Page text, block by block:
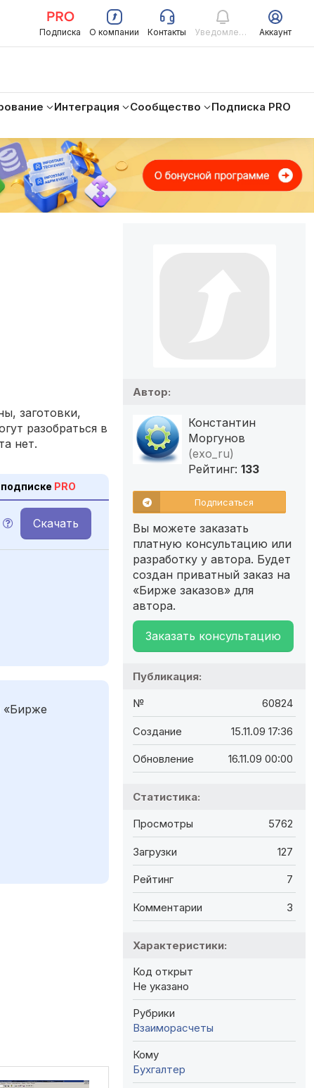
Подписка О компании Контакты Уведомления Аккаунт
Интеграция Сообщество
Подписка PRO
заготовки,
разобраться в
нет.
PRO
Скачать
«Бирже
Автор:
Константин
Моргунов
(exo_ru)
Рейтинг: 133
Подписаться
Вы можете заказать
платную консультацию или
разработку у автора. Будет
создан приватный заказ на
«Бирже заказов» для
автора.
Заказать консультацию
Публикация:
№ 60824
Создание 15.11.09 17:36
Обновление 16.11.09 00:00
Статистика:
Просмотры 5762
Загрузки 127
Рейтинг 7
Комментарии 3
Характеристики:
Код открыт
Не указано
Рубрики
Взаиморасчеты
Кому
Бухгалтер